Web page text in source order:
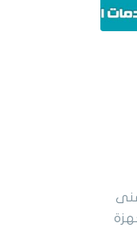
غنى